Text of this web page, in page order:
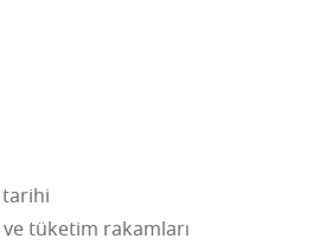
tarihi
ve tüke­tim rakamları